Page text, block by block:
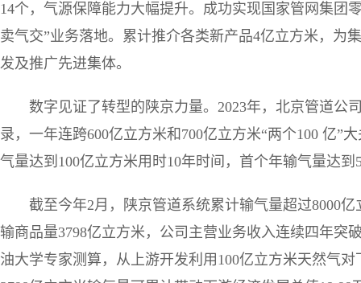
14个，气源保障能力大幅提升。成功实现国家管网集团
卖气交”业务落地。累计推介各类新产品4亿立方米，为
发及推广先进集体。
数字见证了转型的陕京力量。2023年，北京管道公
录，一年连跨600亿立方米和700亿立方米“两个100 亿”
气量达到100亿立方米用时10年时间，首个年输气量达
截至今年2月，陕京管道系统累计输气量超过8000
输商品量3798亿立方米，公司主营业务收入连续四年突
油大学专家测算，从上游开发利用100亿立方米天然气